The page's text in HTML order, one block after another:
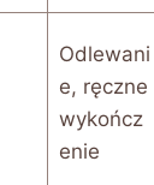
Odlewani
e, ręczne
wykończ
enie